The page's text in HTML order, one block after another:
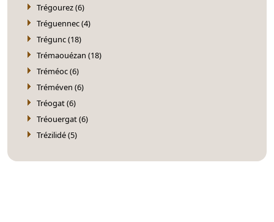
Trégourez (6)
Tréguennec (4)
Trégunc (18)
Trémaouézan (18)
Tréméoc (6)
Tréméven (6)
Tréogat (6)
Tréouergat (6)
Trézilidé (5)